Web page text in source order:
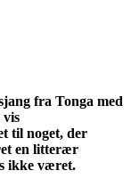
fra Tonga med
vis
til noget, der
en litterær
ikke været.